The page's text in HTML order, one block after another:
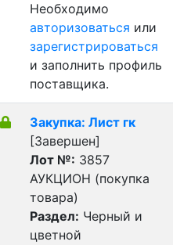
Необходимо
авторизоваться или
зарегистрироваться
и заполнить профиль
поставщика.
Закупка: Лист гк
[Завершен]
Лот №: 3857
АУКЦИОН (покупка
товара)
Раздел: Черный и
цветной